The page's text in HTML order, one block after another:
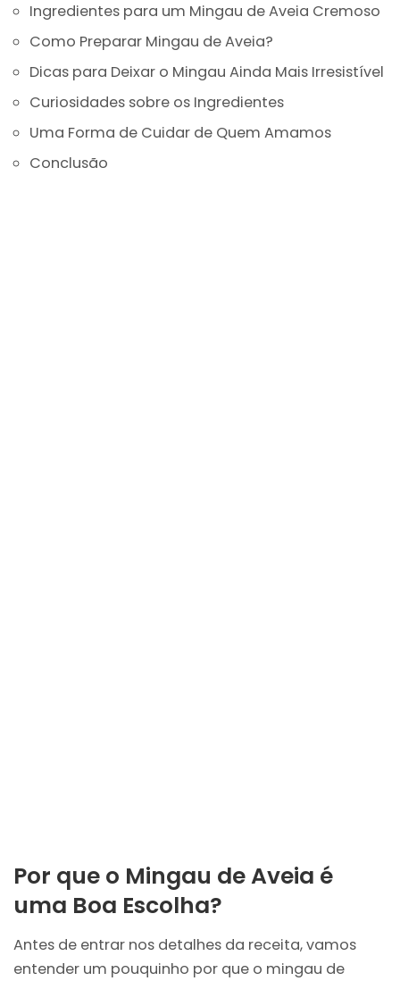
Ingredientes para um Mingau de Aveia Cremoso
Como Preparar Mingau de Aveia?
Dicas para Deixar o Mingau Ainda Mais Irresistível
Curiosidades sobre os Ingredientes
Uma Forma de Cuidar de Quem Amamos
Conclusão
Por que o Mingau de Aveia é
uma Boa Escolha?
Antes de entrar nos detalhes da receita, vamos
entender um pouquinho por que o mingau de